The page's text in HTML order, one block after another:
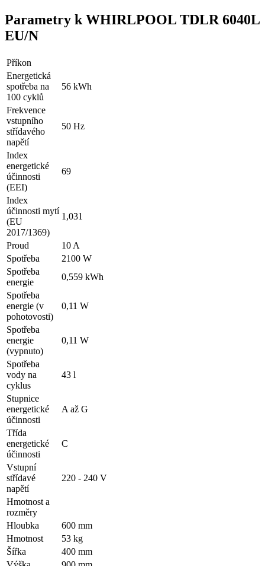
Parametry k WHIRLPOOL TDLR 6040L
EU/N
Příkon
Energetická
spotřeba na
100 cyklů
56 kWh
Frekvence
vstupního
střídavého
napětí
50 Hz
Index
energetické
účinnosti
(EEI)
69
Index
účinnosti mytí
(EU
2017/1369)
1,031
Proud
10 A
Spotřeba
2100 W
Spotřeba
energie
0,559 kWh
Spotřeba
energie (v
pohotovosti)
0,11 W
Spotřeba
energie
(vypnuto)
0,11 W
Spotřeba
vody na
cyklus
43 l
Stupnice
energetické
účinnosti
A až G
Třída
energetické
účinnosti
C
Vstupní
střídavé
napětí
220 - 240 V
Hmotnost a
rozměry
Hloubka
600 mm
Hmotnost
53 kg
Šířka
400 mm